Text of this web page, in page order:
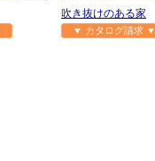
吹き抜けのある家
▼ カタログ請求 ▼